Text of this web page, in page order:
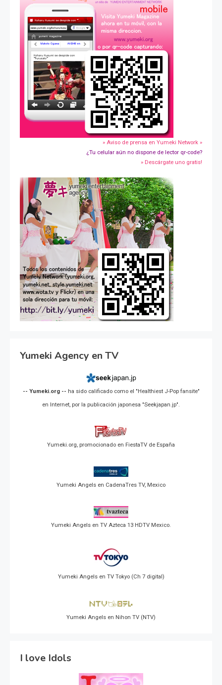
» Aviso de prensa en Yumeki Network »
¿Tu celular aún no dispone de lector qr-code?
» Descárgate uno gratis!
Yumeki Agency en TV
-- Yumeki.org -- ha sido calificado como el "Healthiest J-Pop fansite"
en Internet, por la publicación japonesa "Seekjapan.jp".
Yumeki.org, promocionado en FiestaTV de España
Yumeki Angels en CadenaTres TV, Mexico
Yumeki Angels en TV Azteca 13 HDTV Mexico.
Yumeki Angels en TV Tokyo (Ch 7 digital)
Yumeki Angels en Nihon TV (NTV)
I love Idols